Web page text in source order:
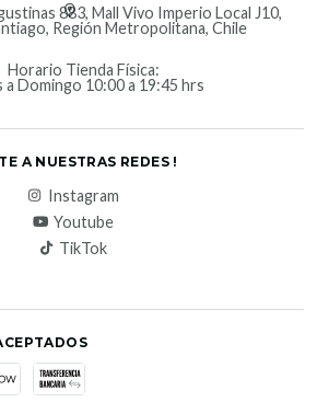
883, Mall Vivo Imperio Local J10,
Región Metropolitana, Chile
Horario Tienda Física:
a Domingo 10:00 a 19:45 hrs
A NUESTRAS REDES !
Instagram
Youtube
TikTok